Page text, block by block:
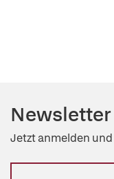
Newsletter
Jetzt anmelden